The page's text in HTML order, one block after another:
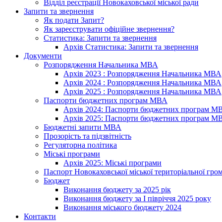
Відділ реєстрації Новокаховської міської ради
Запити та звернення
Як подати Запит?
Як зареєструвати офіційне звернення?
Статистика: Запити та звернення
Архів Статистика: Запити та звернення
Документи
Розпорядження Начальника МВА
Архів 2023 : Розпорядження Начальника МВА
Архів 2024 : Розпорядження Начальника МВА
Архів 2025 : Розпорядження Начальника МВА
Паспорти бюджетних програм МВА
Архів 2024: Паспорти бюджетних програм
Архів 2025: Паспорти бюджетних програм
Бюджетні запити МВА
Прозорість та підзвітність
Регуляторна політика
Міські програми
Архів 2025: Міські програми
Паспорт Новокаховської міської територіальної
Бюджет
Виконання бюджету за 2025 рік
Виконання бюджету за І півріччя 2025 року
Виконання міського бюджету 2024
Контакти